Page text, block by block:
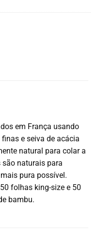
em França usando
e seiva de acácia
natural para colar a
naturais para
pura possível.
folhas king-size e 50
bambu.